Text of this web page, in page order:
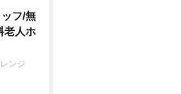
フ/無
老人ホ
ンジ